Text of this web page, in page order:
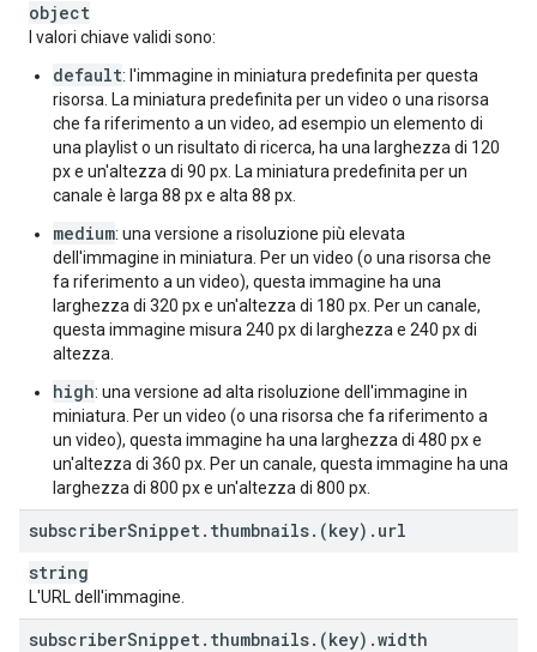
object
I valori chiave validi sono:
default: l'immagine in miniatura predefinita per questa
risorsa. La miniatura predefinita per un video o una risorsa
che fa riferimento a un video, ad esempio un elemento di
una playlist o un risultato di ricerca, ha una larghezza di 120
px e un'altezza di 90 px. La miniatura predefinita per un
canale è larga 88 px e alta 88 px.
medium: una versione a risoluzione più elevata
dell'immagine in miniatura. Per un video (o una risorsa che
fa riferimento a un video), questa immagine ha una
larghezza di 320 px e un'altezza di 180 px. Per un canale,
questa immagine misura 240 px di larghezza e 240 px di
altezza.
high: una versione ad alta risoluzione dell'immagine in
miniatura. Per un video (o una risorsa che fa riferimento a
un video), questa immagine ha una larghezza di 480 px e
un'altezza di 360 px. Per un canale, questa immagine ha una
larghezza di 800 px e un'altezza di 800 px.
subscriberSnippet. thumbnails. (key) . url
string
L'URL dell'immagine.
subscriberSnippet. thumbnails. (key) .width